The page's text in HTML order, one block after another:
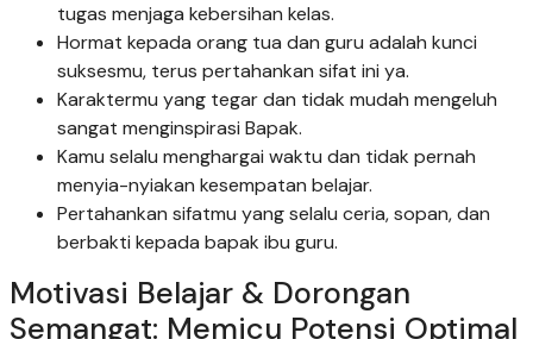
tugas menjaga kebersihan kelas.
Hormat kepada orang tua dan guru adalah kunci
suksesmu, terus pertahankan sifat ini ya.
Karaktermu yang tegar dan tidak mudah mengeluh
sangat menginspirasi Bapak.
Kamu selalu menghargai waktu dan tidak pernah
menyia-nyiakan kesempatan belajar.
Pertahankan sifatmu yang selalu ceria, sopan, dan
berbakti kepada bapak ibu guru.
Motivasi Belajar & Dorongan
Semangat: Memicu Potensi Optimal